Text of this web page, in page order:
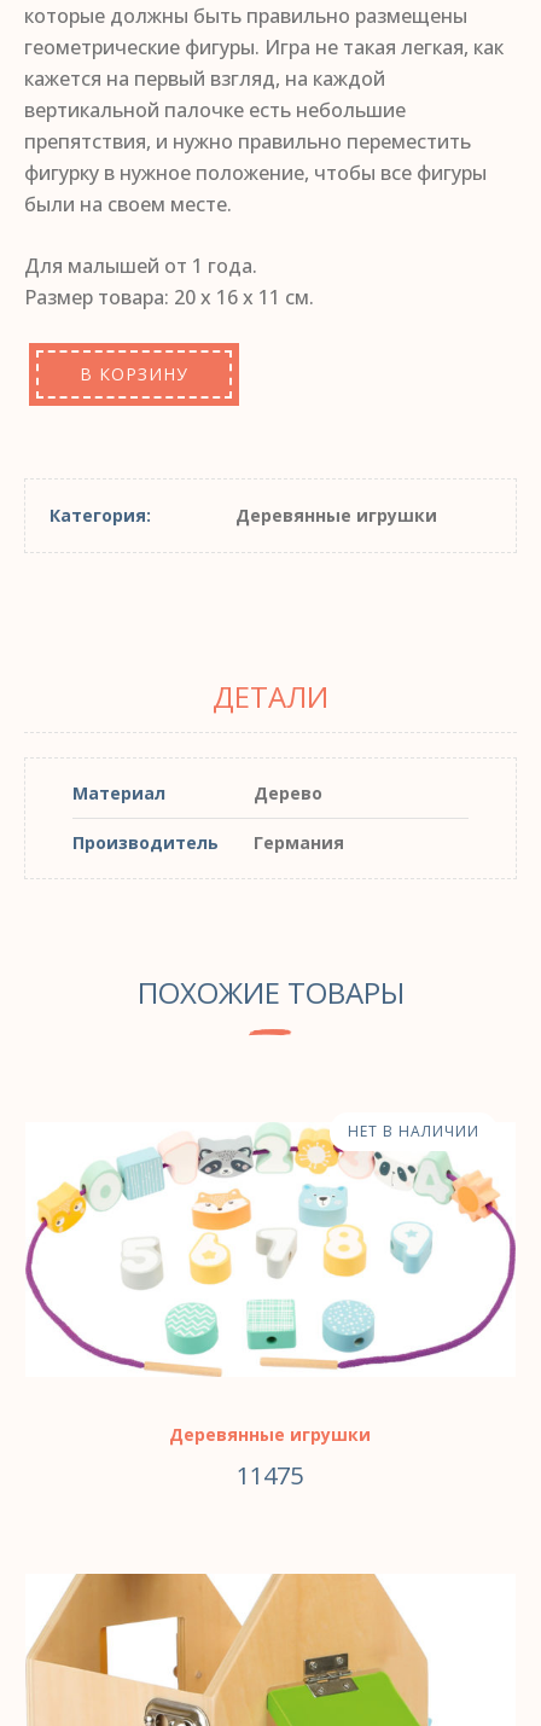
которые должны быть правильно размещены
геометрические фигуры. Игра не такая легкая, как
кажется на первый взгляд, на каждой
вертикальной палочке есть небольшие
препятствия, и нужно правильно переместить
фигурку в нужное положение, чтобы все фигуры
были на своем месте.
Для малышей от 1 года.
Размер товара: 20 х 16 х 11 см.
В КОРЗИНУ
Категория: Деревянные игрушки
ДЕТАЛИ
Материал Дерево
Производитель Германия
ПОХОЖИЕ ТОВАРЫ
НЕТ В НАЛИЧИИ
Деревянные игрушки
11475